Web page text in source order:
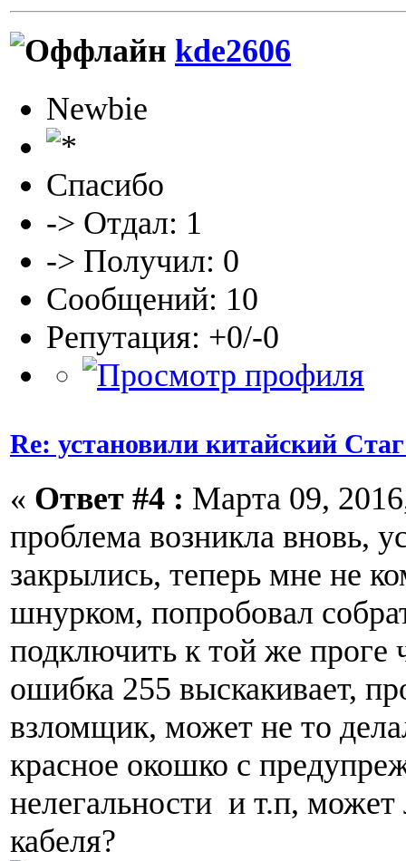
kde2606
Newbie
Спасибо
-> Отдал: 1
-> Получил: 0
Сообщений: 10
Репутация: +0/-0
Re: установили китайский
« Ответ #4 : Марта 09,
проблема возникла вновь,
закрылись, теперь мне не
шнурком, попробовал
подключить к той же
ошибка 255 выскакивает,
взломщик, может не то
красное окошко с
нелегальности и т.п, может
кабеля?